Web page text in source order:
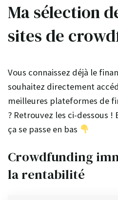
Ma sélection
sites de
Vous connaissez déjà le
souhaitez directement
meilleures plateformes de
? Retrouvez les ci-dessous
ça se passe en bas
Crowdfunding
la rentabilité